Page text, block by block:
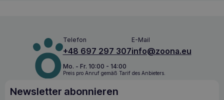
Telefon
+48 697 297 307
E-Mail
info@zoona.eu
Mo. - Fr. 10:00 - 14:00
Preis pro Anruf gemäß Tarif des Anbieters.
Newsletter abonnieren